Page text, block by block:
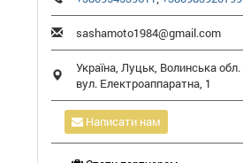
sashamoto1984@gmail.com
Україна, Луцьк, Волинська обл.
вул. Електроаппаратна, 1
Написати нам